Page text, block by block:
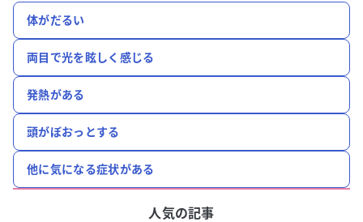
体がだるい
両目で光を眩しく感じる
発熱がある
頭がぼおっとする
他に気になる症状がある
人気の記事